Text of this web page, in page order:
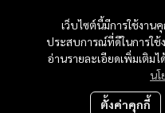
เว็บไซต์นี้มีการใช้งา
ประสบการณ์ที่ดีในการใช้
อ่านรายละเอียดเพิ่มเติมไ
น
ตั้งค่าคุกกี้